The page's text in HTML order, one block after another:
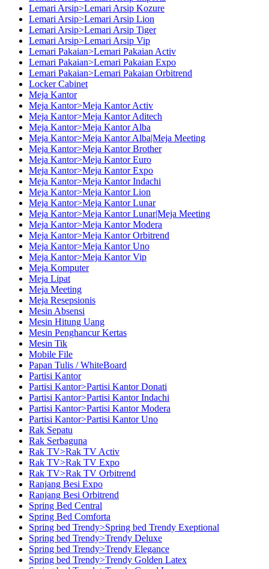
Lemari Arsip>Lemari Arsip Kozure
Lemari Arsip>Lemari Arsip Lion
Lemari Arsip>Lemari Arsip Tiger
Lemari Arsip>Lemari Arsip Vip
Lemari Pakaian>Lemari Pakaian Activ
Lemari Pakaian>Lemari Pakaian Expo
Lemari Pakaian>Lemari Pakaian Orbitrend
Locker Cabinet
Meja Kantor
Meja Kantor>Meja Kantor Activ
Meja Kantor>Meja Kantor Aditech
Meja Kantor>Meja Kantor Alba
Meja Kantor>Meja Kantor Alba|Meja Meeting
Meja Kantor>Meja Kantor Brother
Meja Kantor>Meja Kantor Euro
Meja Kantor>Meja Kantor Expo
Meja Kantor>Meja Kantor Indachi
Meja Kantor>Meja Kantor Lion
Meja Kantor>Meja Kantor Lunar
Meja Kantor>Meja Kantor Lunar|Meja Meeting
Meja Kantor>Meja Kantor Modera
Meja Kantor>Meja Kantor Orbitrend
Meja Kantor>Meja Kantor Uno
Meja Kantor>Meja Kantor Vip
Meja Komputer
Meja Lipat
Meja Meeting
Meja Resepsionis
Mesin Absensi
Mesin Hitung Uang
Mesin Penghancur Kertas
Mesin Tik
Mobile File
Papan Tulis / WhiteBoard
Partisi Kantor
Partisi Kantor>Partisi Kantor Donati
Partisi Kantor>Partisi Kantor Indachi
Partisi Kantor>Partisi Kantor Modera
Partisi Kantor>Partisi Kantor Uno
Rak Sepatu
Rak Serbaguna
Rak TV>Rak TV Activ
Rak TV>Rak TV Expo
Rak TV>Rak TV Orbitrend
Ranjang Besi Expo
Ranjang Besi Orbitrend
Spring Bed Central
Spring Bed Comforta
Spring bed Trendy>Spring bed Trendy Exeptional
Spring bed Trendy>Trendy Deluxe
Spring bed Trendy>Trendy Elegance
Spring bed Trendy>Trendy Golden Latex